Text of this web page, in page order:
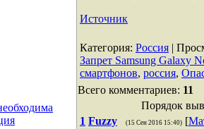
Источник
Категория: Россия |
Запрет Samsung Galaxy
смартфонов, россия,
Всего комментариев: 11
Порядок
1 Fuzzy (15 Сен 2016 15:40) [